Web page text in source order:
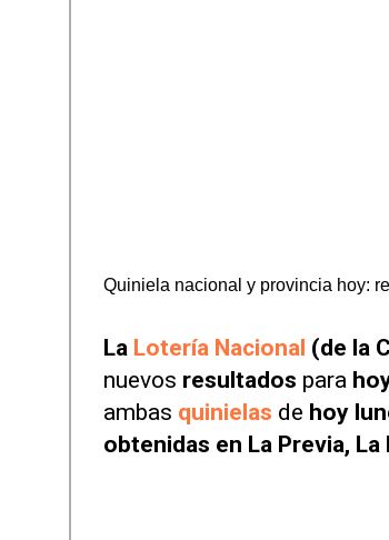
Quiniela nacional y provincia hoy:
La Lotería Nacional (de la
nuevos resultados para
ambas quinielas de hoy
obtenidas en La Previa,